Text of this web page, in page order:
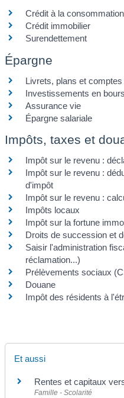
Crédit à la consommation
Crédit immobilier
Surendettement
Épargne
Livrets, plans et
Investissements en
Assurance vie
Épargne salariale
Impôts, taxes et
Impôt sur le revenu :
Impôt sur le revenu :
d'impôt
Impôt sur le revenu :
Impôts locaux
Impôt sur la fortune
Droits de succession et
Saisir l'administration
réclamation...)
Prélèvements sociaux
Douane
Impôt des résidents à
Et aussi
Rentes et capitaux
Famille - Scolarité